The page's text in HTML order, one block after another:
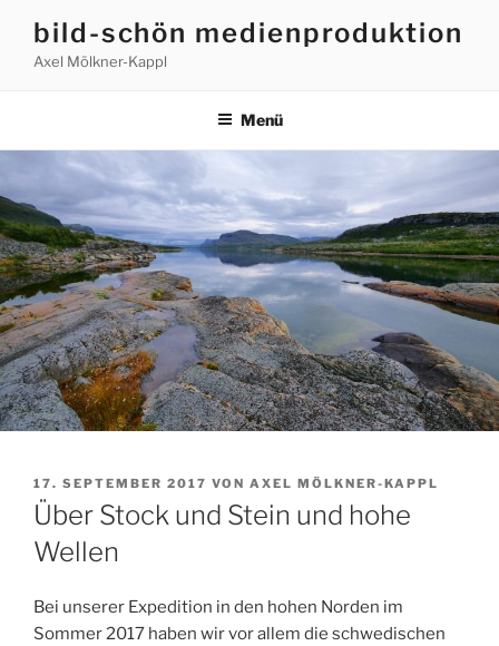
Inhalt
springen
bild-schön medienproduktion
Axel Mölkner-Kappl
Menü
VERÖFFENTLICHT
AM
17. SEPTEMBER 2017 VON AXEL MÖLKNER-KAPPL
Über Stock und Stein und hohe
Wellen
Bei unserer Expedition in den hohen Norden im
Sommer 2017 haben wir vor allem die schwedischen